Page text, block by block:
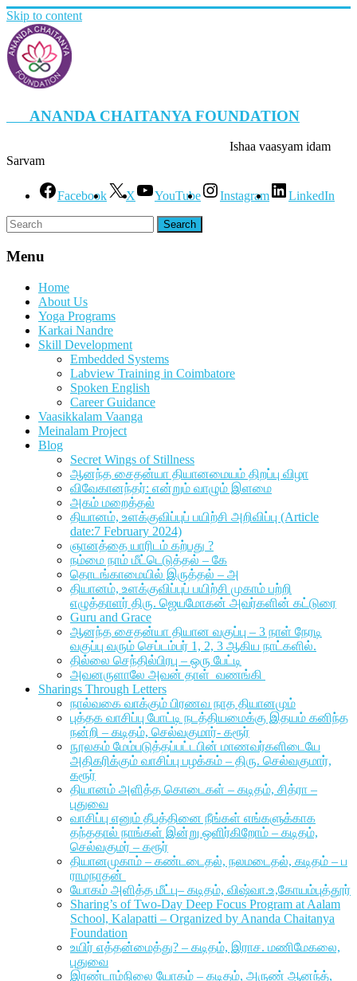
Skip to content
ANANDA CHAITANYA FOUNDATION
Ishaa vaasyam idam
Sarvam
Facebook X YouTube Instagram LinkedIn
Menu
Home
About Us
Yoga Programs
Karkai Nandre
Skill Development
Embedded Systems
Labview Training in Coimbatore
Spoken English
Career Guidance
Vaasikkalam Vaanga
Meinalam Project
Blog
Secret Wings of Stillness
ஆனந்த சைதன்யா தியானமையம் திறப்பு விழா
விவேகானந்தர்: என்றும் வாழும் இளமை
அகம் மறைத்தல்
தியானம், உளக்குவிப்புப் பயிற்சி அறிவிப்பு (Article
date:7 February 2024)
ஞானத்தை யாரிடம் கற்பது ?
நம்மை நாம் மீட்டெடுத்தல் – கே
தொடங்காமையில் இருத்தல் – அ
தியானம், உளக்குவிப்புப் பயிற்சி முகாம் பற்றி
எழுத்தாளர் திரு. ஜெயமோகன் அவர்களின் கட்டுரை
Guru and Grace
ஆனந்த சைதன்யா தியான வகுப்பு – 3 நாள் நேரடி
வகுப்பு வரும் செப்டம்பர் 1, 2, 3 ஆகிய நாட்களில்.
தில்லை செந்தில்பிரபு – ஒரு பேட்டி
அவனருளாலே அவன் தாள் வணங்கி
Sharings Through Letters
நால்வகை வாக்கும் பிரணவ நாத தியானமும்
புத்தக வாசிப்பு போட்டி நடத்தியமைக்கு இதயம் கனிந்த
நன்றி – கடிதம், செல்வகுமார்- கரூர்
நூலகம் மேம்படுத்தப்பட்டபின் மாணவர்களிடையே
அதிகரிக்கும் வாசிப்பு பழக்கம் – திரு. செல்வகுமார்,
கரூர்
தியானம் அளித்த கொடைகள் – கடிதம், சித்ரா –
புதுவை
வாசிப்பு எனும் தீபத்தினை நீங்கள் எங்களுக்காக
தந்ததால் நாங்கள் இன்று ஒளிர்கிறோம் – கடிதம்,
செல்வகுமர் – கரூர்
தியானமுகாம் – கண்டடைதல், நலமடைதல், கடிதம் – ப
ராமநாதன்
யோகம் அளித்த மீட்பு– கடிதம், விஷ்வா.உ,கோயம்புத்தூர்
Sharing’s of Two-Day Deep Focus Program at Aalam
School, Kalapatti – Organized by Ananda Chaitanya
Foundation
உயிர் எத்தன்மைத்து? – கடிதம், இராச. மணிமேகலை,
புதுவை
இரண்டாம்நிலை யோகம் – கடிதம், அருண் ஆனந்த்,